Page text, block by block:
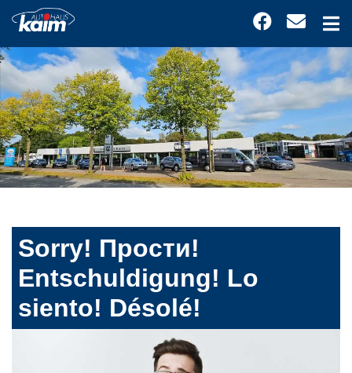
Sorry! Прости!
Entschuldigung! Lo
siento! Désolé!